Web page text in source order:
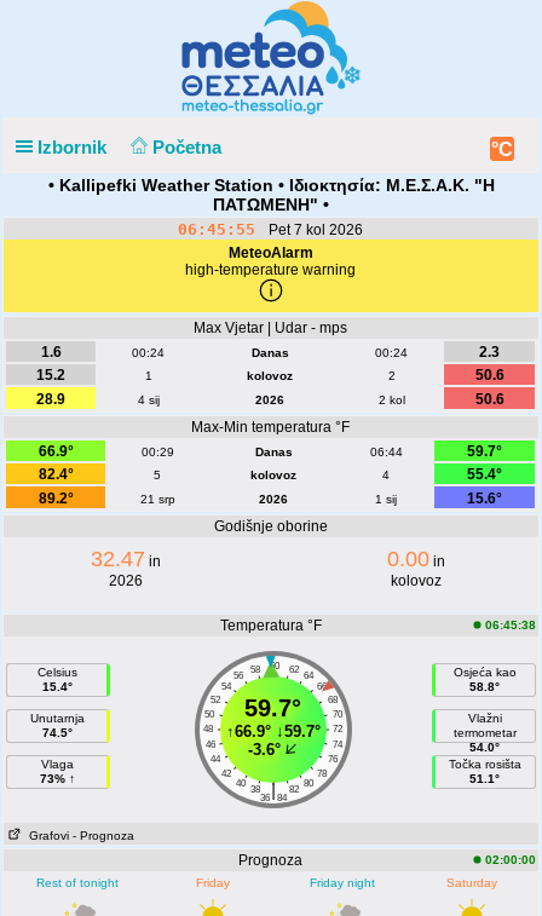
Izbornik Početna °C
• Kallipefki Weather Station • Ιδιοκτησία: Μ.Ε.Σ.Α.Κ. "Η
ΠΑΤΩΜΕΝΗ" •
06:45:55
Pet 7 kol 2026
MeteoAlarm
high-temperature warning
Max Vjetar | Udar - mps
1.6
00:24 Danas 00:24
2.3
15.2
1 kolovoz 2
50.6
28.9
4 sij 2026 2 kol
50.6
Max-Min temperatura °F
66.9°
00:29 Danas 06:44
59.7°
82.4°
5 kolovoz 4
55.4°
89.2°
21 srp 2026 1 sij
15.6°
Godišnje oborine
32.47 in
2026
0.00in
kolovoz
Temperatura °F 06:45:38
Celsius
15.4°
Unutarnja
74.5°
Vlaga
73% ↑
60
58 62
56
64
54
66
52
68
50
70
48
72
46
74
44
76
42
78
40
80
38 82
|
36 84
59.7°
↑66.9°↓59.7°
-3.6°
Osjeća kao
58.8°
Vlažni
termometar
54.0°
Točka rosišta
51.1°
Grafovi - Prognoza
Prognoza
02:00:00
Rest of tonight
Friday Friday night Saturday